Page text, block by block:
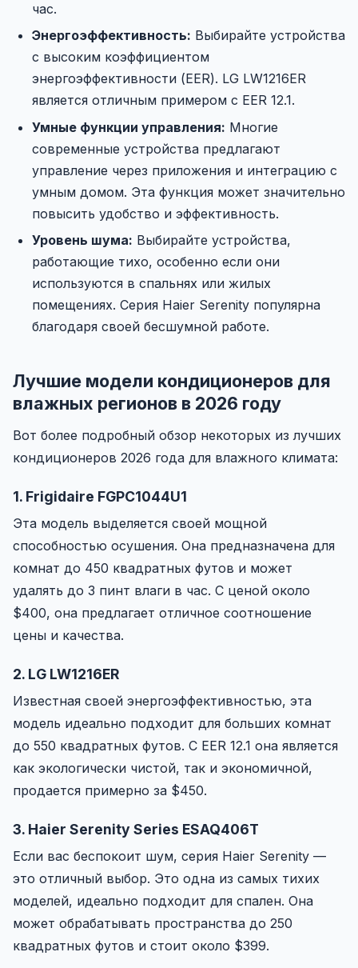
час.
Энергоэффективность: Выбирайте устройства
с высоким коэффициентом
энергоэффективности (EER). LG LW1216ER
является отличным примером с EER 12.1.
Умные функции управления: Многие
современные устройства предлагают
управление через приложения и интеграцию с
умным домом. Эта функция может значительно
повысить удобство и эффективность.
Уровень шума: Выбирайте устройства,
работающие тихо, особенно если они
используются в спальнях или жилых
помещениях. Серия Haier Serenity популярна
благодаря своей бесшумной работе.
Лучшие модели кондиционеров для
влажных регионов в 2026 году
Вот более подробный обзор некоторых из лучших
кондиционеров 2026 года для влажного климата:
1. Frigidaire FGPC1044U1
Эта модель выделяется своей мощной
способностью осушения. Она предназначена для
комнат до 450 квадратных футов и может
удалять до 3 пинт влаги в час. С ценой около
$400, она предлагает отличное соотношение
цены и качества.
2. LG LW1216ER
Известная своей энергоэффективностью, эта
модель идеально подходит для больших комнат
до 550 квадратных футов. С EER 12.1 она является
как экологически чистой, так и экономичной,
продается примерно за $450.
3. Haier Serenity Series ESAQ406T
Если вас беспокоит шум, серия Haier Serenity —
это отличный выбор. Это одна из самых тихих
моделей, идеально подходит для спален. Она
может обрабатывать пространства до 250
квадратных футов и стоит около $399.